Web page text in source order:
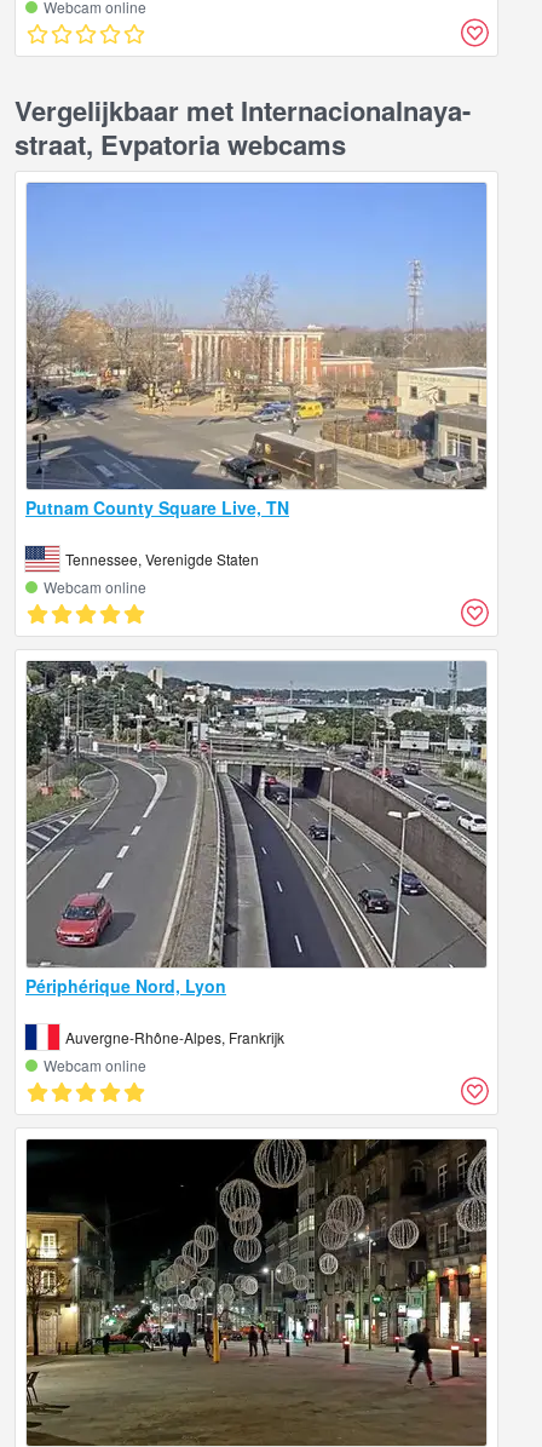
Webcam online
Vergelijkbaar met Internacionalnaya-
straat, Evpatoria webcams
Putnam County Square Live, TN
Tennessee, Verenigde Staten
Webcam online
Périphérique Nord, Lyon
Auvergne-Rhône-Alpes, Frankrijk
Webcam online